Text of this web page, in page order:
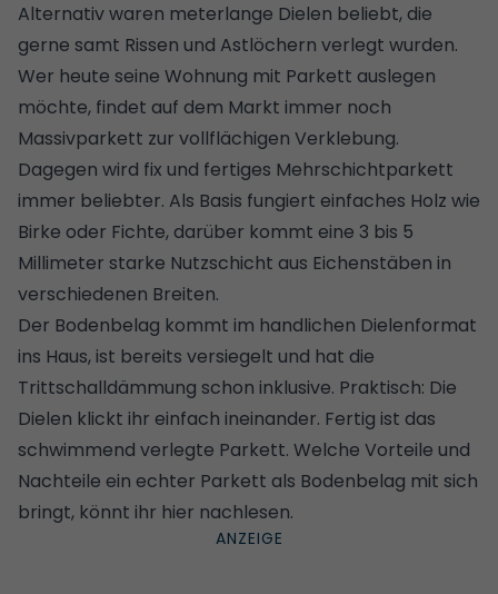
Alternativ waren meterlange Dielen beliebt, die
gerne samt Rissen und Astlöchern verlegt wurden.
Wer heute seine Wohnung mit Parkett auslegen
möchte, findet auf dem Markt immer noch
Massivparkett zur vollflächigen Verklebung.
Dagegen wird fix und fertiges Mehrschichtparkett
immer beliebter. Als Basis fungiert einfaches Holz wie
Birke oder Fichte, darüber kommt eine 3 bis 5
Millimeter starke Nutzschicht aus Eichenstäben in
verschiedenen Breiten.
Der Bodenbelag kommt im handlichen Dielenformat
ins Haus, ist bereits versiegelt und hat die
Trittschalldämmung schon inklusive. Praktisch: Die
Dielen klickt ihr einfach ineinander. Fertig ist das
schwimmend verlegte Parkett. Welche Vorteile und
Nachteile ein echter Parkett als Bodenbelag mit sich
bringt, könnt ihr hier nachlesen.